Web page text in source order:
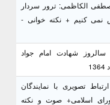
الکاظمی: ترور سردار
نمی کنیم + نکته خوانی -
سالروز شهادت امام جواد
تصویری با نمایندگان
اسلامی+ صوت و نکته